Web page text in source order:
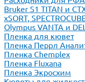
Bruker S1 TITAN и
xSORT,
Olympus VANTA и
Пленка для кювет
Пленка Перрл
Пленка Chemplex
Пленка Fluxana
Пленка Экросхим